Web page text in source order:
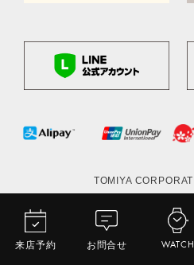
来店予約 お問合せ WATCH
TOMIYA